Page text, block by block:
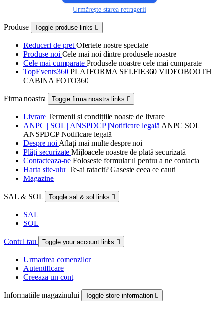
Urmărește starea retragerii
Produse Toggle produse links 
Reduceri de pret Ofertele nostre speciale
Produse noi Cele mai noi dintre produsele noastre
Cele mai cumparate Produsele noastre cele mai cumparate
TopEvents360 PLATFORMA SELFIE360 VIDEOBOOTH
CABINA FOTO360
Firma noastra Toggle firma noastra links 
Livrare Termenii și condițiile noaste de livrare
ANPC | SOL | ANSPDCP |Notificare legală ANPC SOL
ANSPDCP Notificare legală
Despre noi Aflați mai multe despre noi
Plăți securizate Mijloacele noastre de plată securizată
Contacteaza-ne Foloseste formularul pentru a ne contacta
Harta site-ului Te-ai ratacit? Gaseste ceea ce cauti
Magazine
SAL & SOL Toggle sal & sol links 
SAL
SOL
Contul tau Toggle your account links 
Urmarirea comenzilor
Autentificare
Creeaza un cont
Informatiile magazinului Toggle store information 